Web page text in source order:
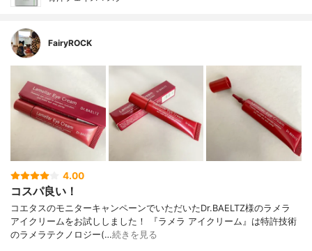
FairyROCK
4.00
コスパ良い！
コエタスのモニターキャンペーンでいただいたDr.BAELTZ様のラメラ
アイクリームをお試ししました！ 『ラメラ アイクリーム』は特許技術
のラメラテクノロジー(…続きを見る